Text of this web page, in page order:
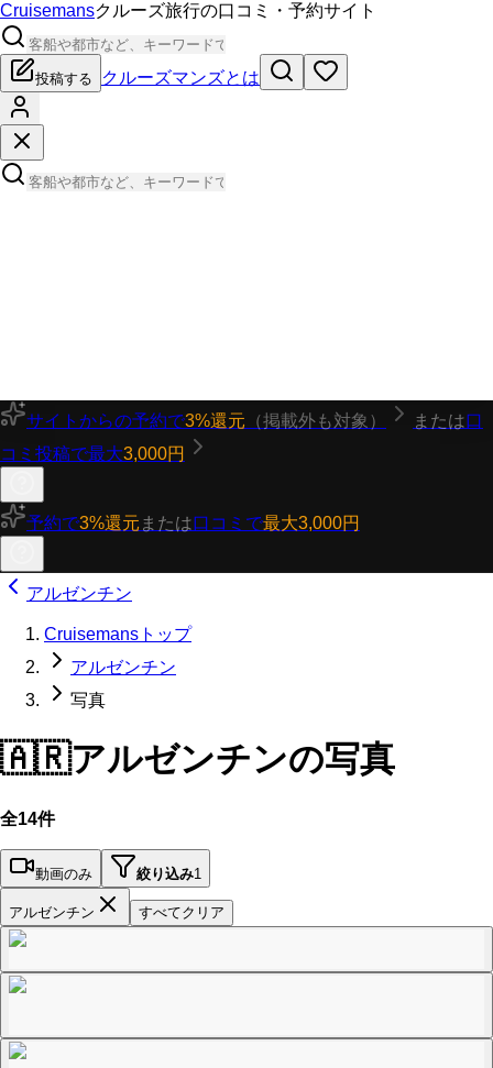
Cruisemansクルーズ旅行の口コミ・予約サイト
投稿する クルーズマンズとは
サイトからの予約で3%還元 （掲載外も対象） または口
コミ投稿で最大3,000円
予約で3%還元 または口コミで最大3,000円
アルゼンチン
Cruisemansトップ
アルゼンチン
写真
🇦🇷アルゼンチンの写真
全14件
動画のみ 絞り込み1
アルゼンチン すべてクリア